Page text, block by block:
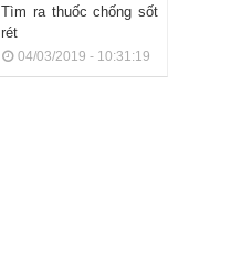
Tìm ra thuốc chống sốt
rét
04/03/2019 - 10:31:19